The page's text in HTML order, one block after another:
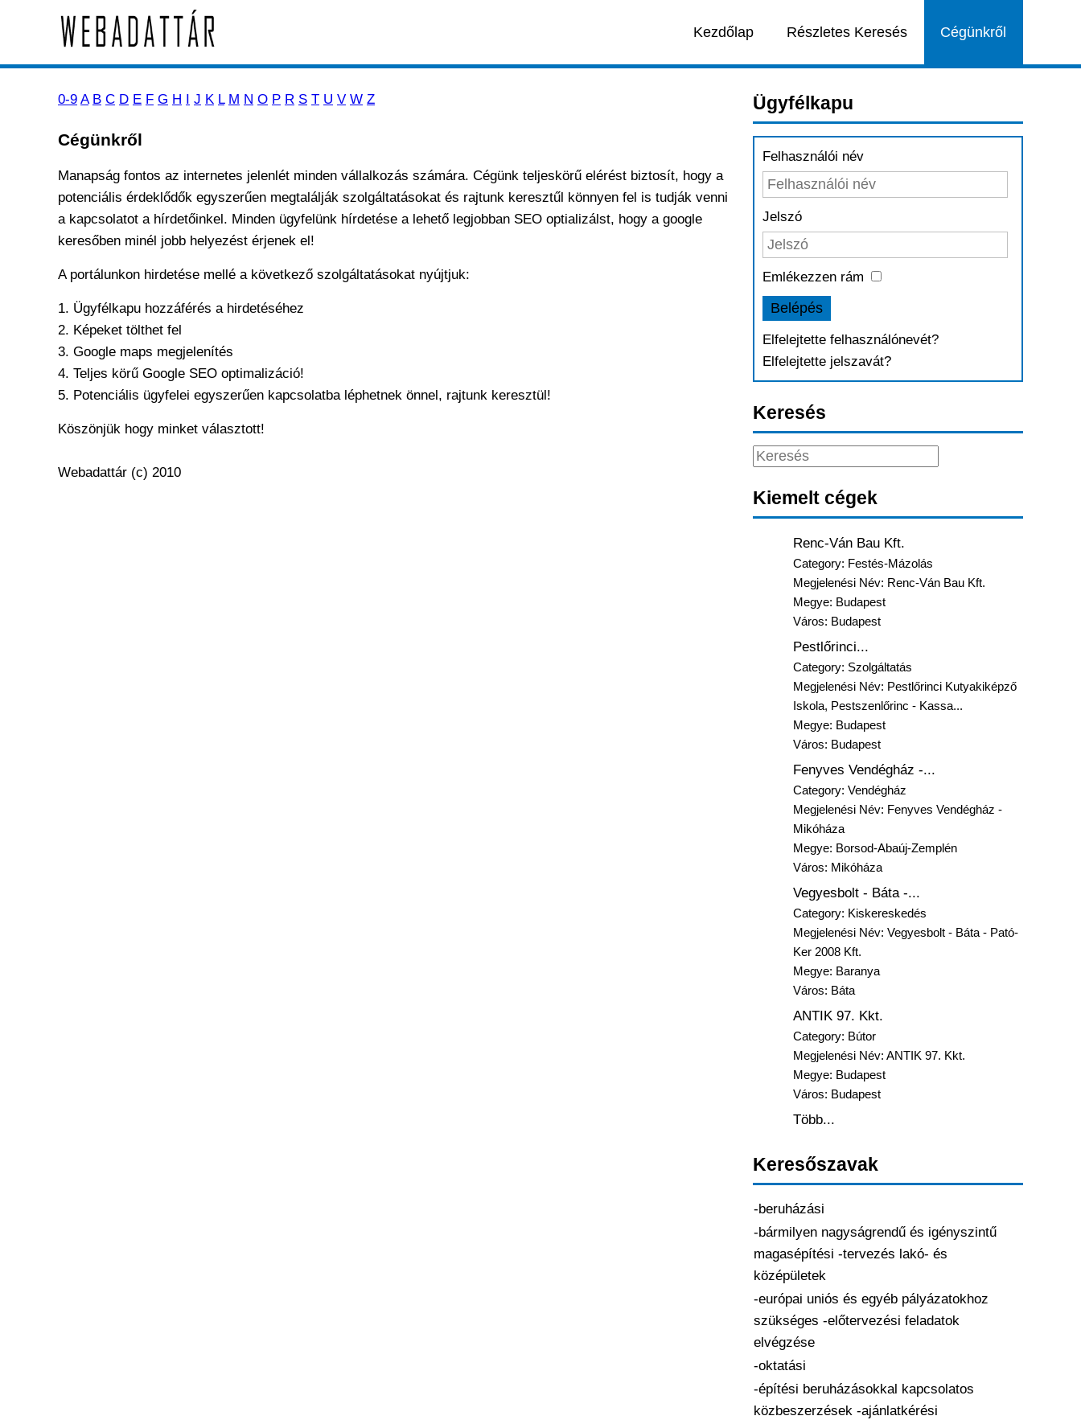
Kezdőlap Részletes Keresés Cégünkről
0-9 A B C D E F G H I J K L M N O P R S T U V W Z
Cégünkről
Manapság fontos az internetes jelenlét minden vállalkozás számára. Cégünk teljeskörű elérést biztosít, hogy a
potenciális érdeklődők egyszerűen megtalálják szolgáltatásokat és rajtunk keresztűl könnyen fel is tudják venni
a kapcsolatot a hírdetőinkel. Minden ügyfelünk hírdetése a lehető legjobban SEO optializálst, hogy a google
keresőben minél jobb helyezést érjenek el!
A portálunkon hirdetése mellé a következő szolgáltatásokat nyújtjuk:
1. Ügyfélkapu hozzáférés a hirdetéséhez
2. Képeket tölthet fel
3. Google maps megjelenítés
4. Teljes körű Google SEO optimalizáció!
5. Potenciális ügyfelei egyszerűen kapcsolatba léphetnek önnel, rajtunk keresztül!
Köszönjük hogy minket választott!
Webadattár (c) 2010
Ügyfélkapu
Felhasználói név
Jelszó
Emlékezzen rám
Belépés
Elfelejtette felhasználónevét?
Elfelejtette jelszavát?
Keresés
Kiemelt cégek
Renc-Ván Bau Kft.
Category: Festés-Mázolás
Megjelenési Név: Renc-Ván Bau Kft.
Megye: Budapest
Város: Budapest
Pestlőrinci...
Category: Szolgáltatás
Megjelenési Név: Pestlőrinci Kutyakiképző
Iskola, Pestszenlőrinc - Kassa...
Megye: Budapest
Város: Budapest
Fenyves Vendégház -...
Category: Vendégház
Megjelenési Név: Fenyves Vendégház -
Mikóháza
Megye: Borsod-Abaúj-Zemplén
Város: Mikóháza
Vegyesbolt - Báta -...
Category: Kiskereskedés
Megjelenési Név: Vegyesbolt - Báta - Pató-
Ker 2008 Kft.
Megye: Baranya
Város: Báta
ANTIK 97. Kkt.
Category: Bútor
Megjelenési Név: ANTIK 97. Kkt.
Megye: Budapest
Város: Budapest
Több...
Keresőszavak
-beruházási
-bármilyen nagyságrendű és igényszintű
magasépítési -tervezés lakó- és
középületek
-európai uniós és egyéb pályázatokhoz
szükséges -előtervezési feladatok
elvégzése
-oktatási
-építési beruházásokkal kapcsolatos
közbeszerzések -ajánlatkérési